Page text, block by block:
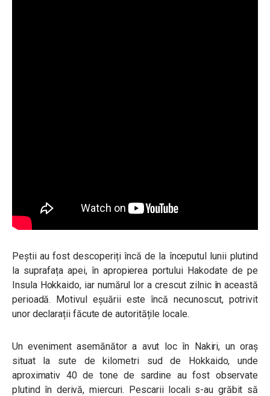
Peștii au fost descoperiți încă de la începutul lunii plutind
la suprafața apei, în apropierea portului Hakodate de pe
Insula Hokkaido, iar numărul lor a crescut zilnic în această
perioadă. Motivul eșuării este încă necunoscut, potrivit
unor declarații făcute de autoritățile locale.
Un eveniment asemănător a avut loc în Nakiri, un oraș
situat la sute de kilometri sud de Hokkaido, unde
aproximativ 40 de tone de sardine au fost observate
plutind în derivă, miercuri. Pescarii locali s-au grăbit să